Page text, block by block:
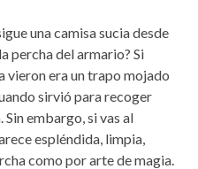
una camisa sucia desde
percha del armario? Si
vieron era un trapo mojado
sirvió para recoger
embargo, si vas al
espléndida, limpia,
como por arte de magia.